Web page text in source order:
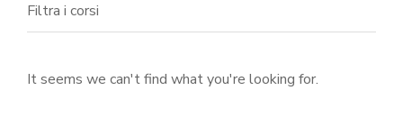
Filtra i corsi
It seems we can't find what you're looking for.